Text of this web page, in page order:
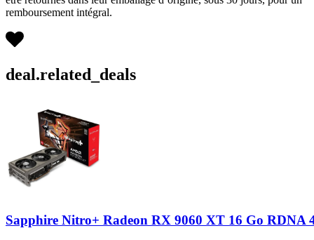
remboursement intégral.
deal.related_deals
Sapphire Nitro+ Radeon RX 9060 XT 16 Go RDNA